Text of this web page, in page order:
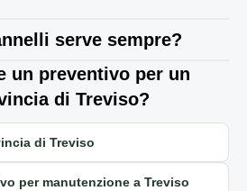
serve sempre?
un preventivo per un
di Treviso?
di Treviso
per manutenzione a Treviso